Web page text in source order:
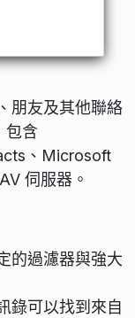
朋友及其他聯絡
包含
、Microsoft
伺服器。
的過濾器與強大
錄可以找到來自